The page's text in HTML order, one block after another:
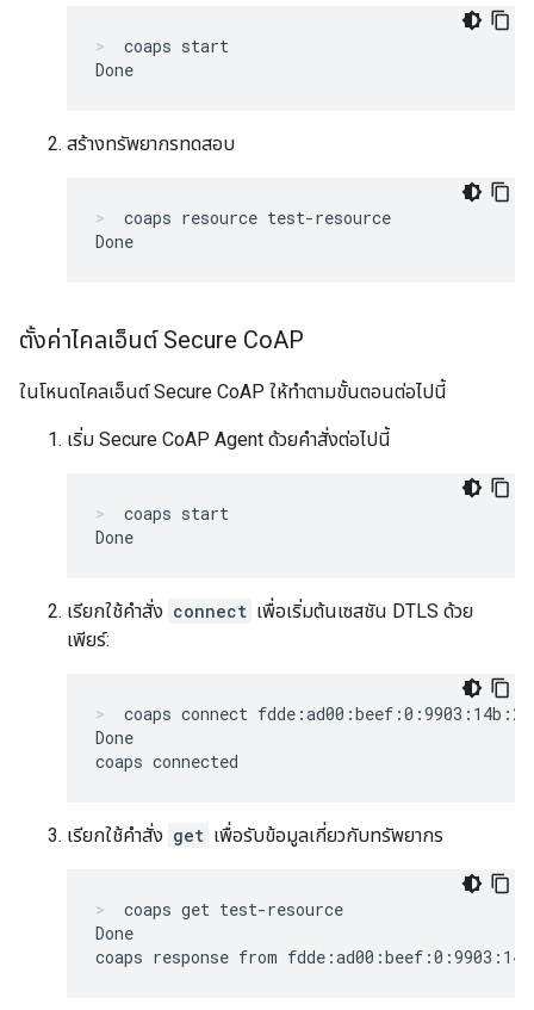
coaps start
สร้างทรัพยากรทดสอบ
coaps resource test-resource
ตั้งค่าไคลเอ็นต์ Secure CoAP
ในโหนดไคลเอ็นต์ Secure CoAP ให้ทำตามขั้นตอนต่อไปนี้
เริ่ม Secure CoAP Agent ด้วยคำสั่งต่อไปนี้
coaps start
เรียกใช้คำสั่ง connect เพื่อเริ่มต้นเซสชัน DTLS ด้วย
เพียร์:
coaps connect
Done
เรียกใช้คำสั่ง get เพื่อรับข้อมูลเกี่ยวกับทรัพยากร
coaps get test-resource
Done